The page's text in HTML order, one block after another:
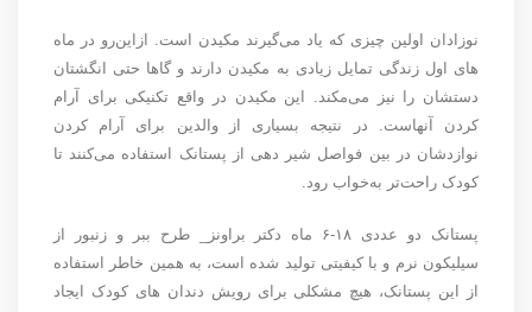
نوزادان اولین چیزی که یاد می‌گیرند مکیدن است.
ازاین‌رو در ماه
های اول زندگی تمایل زیادی به مکیدن دارند و گاها حتی انگشتان
دستشان را نیز می‌مکند.
این مکیدن در واقع تکنیکی برای آرام
کردن آنهاست. در نتیجه بسیاری از والدین برای آرام کردن
نوازدشان در بین فواصل شیر دهی از پستانک استفاده می‌کنند تا
کودک راحت‌تر به‌خواب رود.
پستانک دو عددی ۱۸-۶ ماه دکتر براونز_ طرح ببر و زنبور
از
سیلیکون نرم و با کیفیتی تولید شده است، به همین خاطر استفاده
از این پستانک، هیچ مشکلی برای رویش دندان های کودک ایجاد